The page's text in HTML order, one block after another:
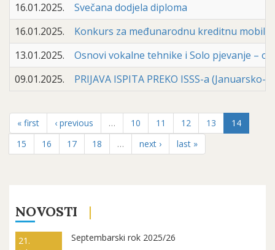
16.01.2025.
Svečana dodjela diploma
16.01.2025.
Konkurs za međunarodnu kreditnu
13.01.2025.
Osnovi vokalne tehnike i Solo pjevanje –
09.01.2025.
PRIJAVA ISPITA PREKO ISSS-a
« first ‹ previous … 10 11 12 13
14
15
16 17 18 … next › last »
NOVOSTI
21.
Septembarski rok 2025/26